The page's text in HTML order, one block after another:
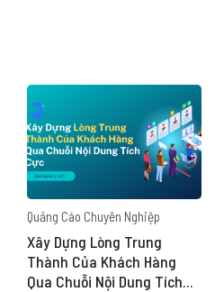
Quảng Cáo Chuyên Nghiệp
Xây Dựng Lòng Trung
Thành Của Khách Hàng
Qua Chuỗi Nội Dung Tích